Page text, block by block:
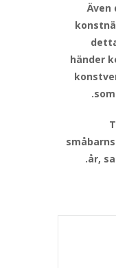
Även
händer
år,